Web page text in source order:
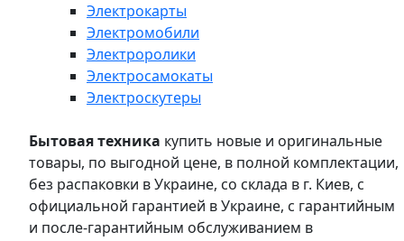
Электрокарты
Электромобили
Электроролики
Электросамокаты
Электроскутеры
Бытовая техника купить новые и оригинальные
товары, по выгодной цене, в полной комплектации,
без распаковки в Украине, со склада в г. Киев, с
официальной гарантией в Украине, с гарантийным
и после-гарантийным обслуживанием в